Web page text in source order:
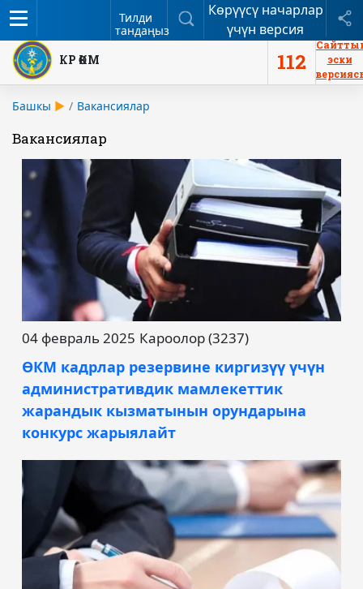
Меню
Тилди
тандаңыз
Издөө
Көрүүсү начарлар
үчүн версия
КР ӨКМ 112
эски
Башкы Вакансиялар
Вакансиялар
04 февраль 2025 Кароолор (3237)
ӨКМ кадрлар резервине киргизүү үчүн
административдик мамлекеттик
жарандык кызматынын орундарына
конкурс жарыялайт